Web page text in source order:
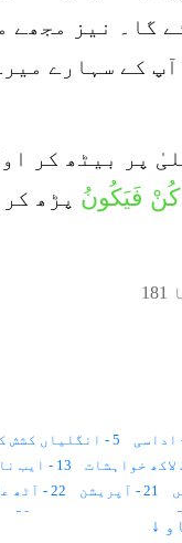
گا۔ نیز مجھے
کے سہارے
کے بعد وضو کر
كُنْ فَيَكُونُ پڑھ
181
5 - انگلیاں کشش کا ذریعہ
13 - ایب نارمل زندگی
21 - آپریشن 22 - آٹھ علاج
کشی 30 - اجتماعی سکون
↓